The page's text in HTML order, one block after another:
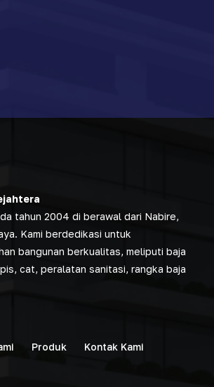
tahun 2004 di berawal dari Nabire,
Kami berdedikasi untuk
bangunan berkualitas, meliputi baja
cat, peralatan sanitasi, rangka baja
Produk Kontak Kami